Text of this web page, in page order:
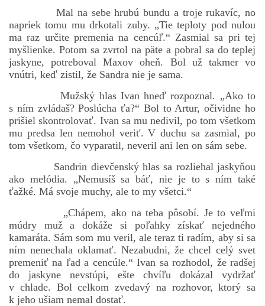
Príbehy a poviedky na tejto stránke sú duševným
vlastníctvom autorov. Všetky práva vyhradené.
© 2026 eStránky.sk| RSS|WebSlice |Aktualizované 5. 8. 2026|
Hore ↑
Mal na sebe hrubú bundu a troje rukavíc, no
napriek tomu mu drkotali zuby. „Tie teploty pod nulou
ma raz určite premenia na cencúľ.“ Zasmial sa pri tej
myšlienke. Potom sa zvrtol na päte a pobral sa do teplej
jaskyne, potreboval Maxov oheň. Bol už takmer vo
vnútri, keď zistil, že Sandra nie je sama.
Mužský hlas Ivan hneď rozpoznal. „Ako to
s ním zvládaš? Poslúcha ťa?“ Bol to Artur, očividne ho
prišiel skontrolovať. Ivan sa mu nedivil, po tom všetkom
mu predsa len nemohol veriť. V duchu sa zasmial, po
tom všetkom, čo vyparatil, neveril ani len on sám sebe.
Sandrin dievčenský hlas sa rozliehal jaskyňou
ako melódia. „Nemusíš sa báť, nie je to s ním také
ťažké. Má svoje muchy, ale to my všetci.“
„Chápem, ako na teba pôsobí. Je to veľmi
múdry muž a dokáže si poľahky získať nejedného
kamaráta. Sám som mu veril, ale teraz ti radím, aby si sa
ním nenechala oklamať. Nezabudni, že chcel celý svet
premeniť na ľad a cencúle.“ Ivan sa rozhodol, že radšej
do jaskyne nevstúpi, ešte chvíľu dokázal vydržať
v chlade. Bol celkom zvedavý na rozhovor, ktorý sa
k jeho ušiam nemal dostať.